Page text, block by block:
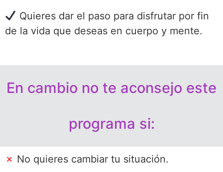
Quieres dar el paso para disfrutar por fin
de la vida que deseas en cuerpo y mente.
En cambio no te aconsejo este
programa si:
✗ No quieres cambiar tu situación.